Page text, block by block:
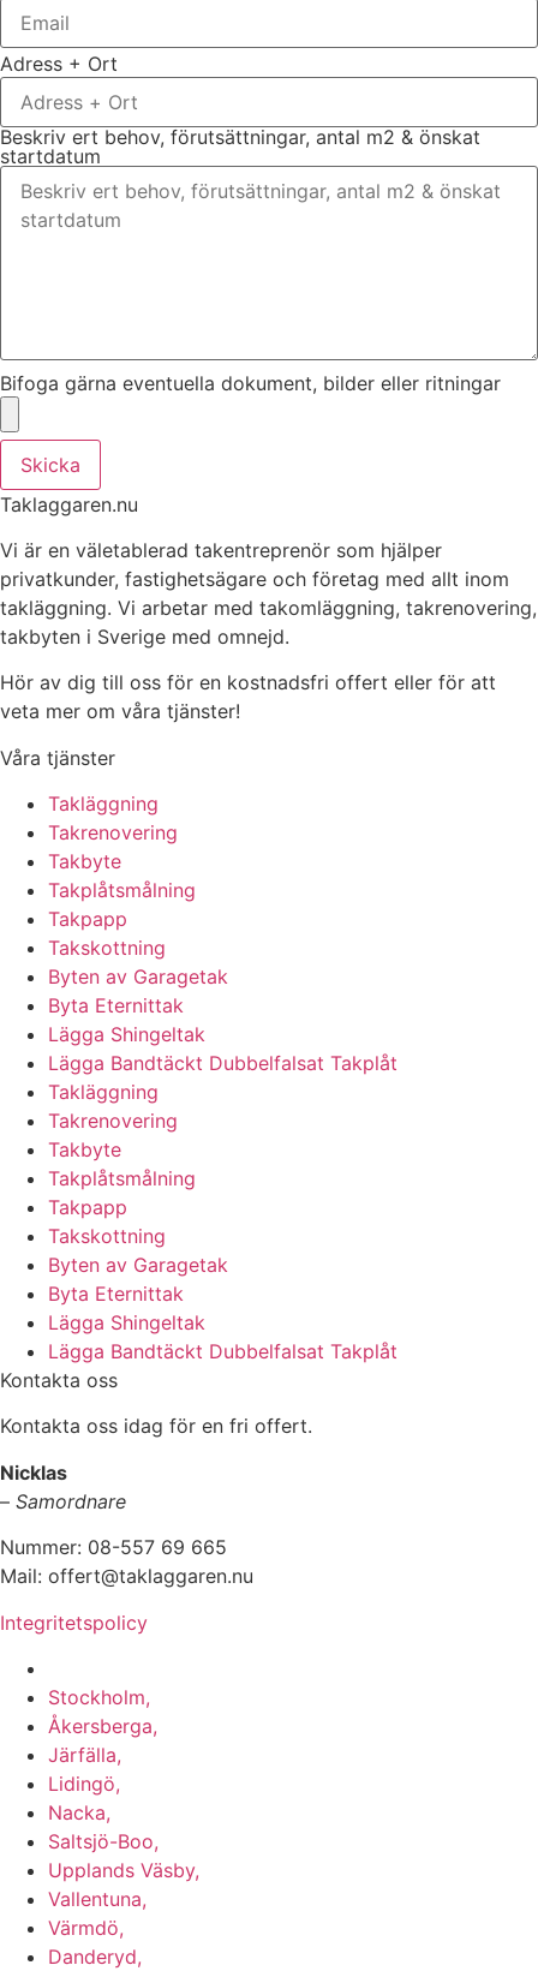
Adress + Ort
Beskriv ert behov, förutsättningar, antal m2 & önskat
startdatum
Bifoga gärna eventuella dokument, bilder eller ritningar
Skicka
Taklaggaren.nu
Vi är en väletablerad takentreprenör som hjälper
privatkunder, fastighetsägare och företag med allt inom
takläggning. Vi arbetar med takomläggning, takrenovering,
takbyten i Sverige med omnejd.
Hör av dig till oss för en kostnadsfri offert eller för att
veta mer om våra tjänster!
Våra tjänster
Takläggning
Takrenovering
Takbyte
Takplåtsmålning
Takpapp
Takskottning
Byten av Garagetak
Byta Eternittak
Lägga Shingeltak
Lägga Bandtäckt Dubbelfalsat Takplåt
Takläggning
Takrenovering
Takbyte
Takplåtsmålning
Takpapp
Takskottning
Byten av Garagetak
Byta Eternittak
Lägga Shingeltak
Lägga Bandtäckt Dubbelfalsat Takplåt
Kontakta oss
Kontakta oss idag för en fri offert.
Nicklas
– Samordnare
Nummer: 08-557 69 665
Mail: offert@taklaggaren.nu
Integritetspolicy
Stockholm,
Åkersberga,
Järfälla,
Lidingö,
Nacka,
Saltsjö-Boo,
Upplands Väsby,
Vallentuna,
Värmdö,
Danderyd,